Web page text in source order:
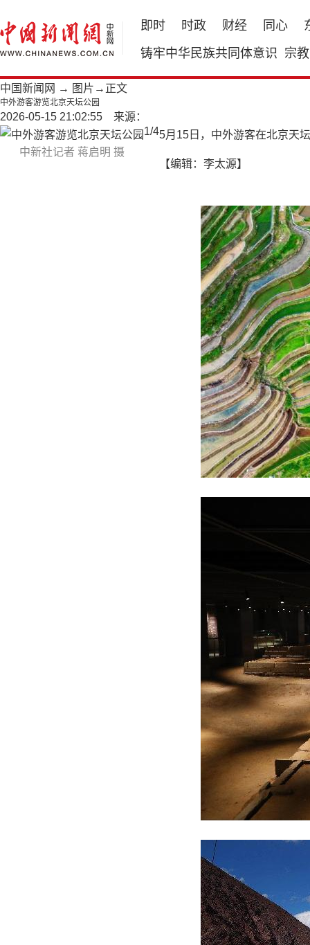
即时 时政 财经 同心
铸牢中华民族共同体意识 宗教
中国新闻网 → 图片 →正文
中外游客游览北京天坛公园
2026-05-15 21:02:55 来源：
中新社记者 蒋启明 摄
1/45月15日，中外游客在北京天
【编辑：李太源】